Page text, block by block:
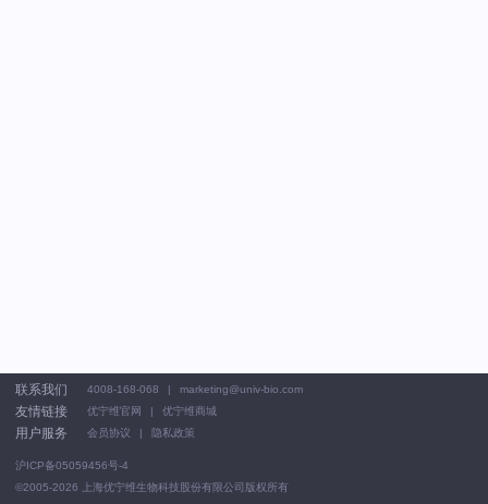
联系我们 4008-168-068 marketing@univ-bio.com
友情链接 优宁维官网 优宁维商城
用户服务 会员协议 隐私政策
沪ICP备05059456号-4
©2005-2026 上海优宁维生物科技股份有限公司版权所有